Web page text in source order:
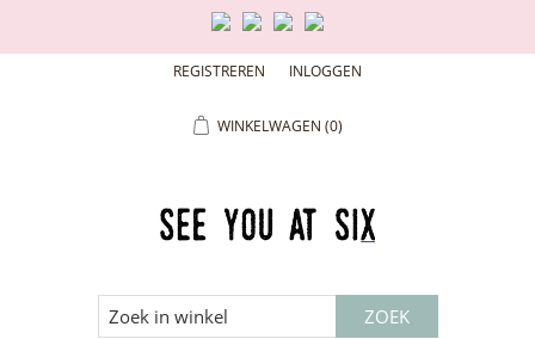
REGISTREREN INLOGGEN
WINKELWAGEN (0)